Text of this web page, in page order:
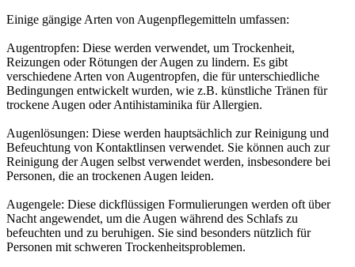
Einige gängige Arten von Augenpflegemitteln umfassen:
Augentropfen: Diese werden verwendet, um Trockenheit,
Reizungen oder Rötungen der Augen zu lindern. Es gibt
verschiedene Arten von Augentropfen, die für unterschiedliche
Bedingungen entwickelt wurden, wie z.B. künstliche Tränen für
trockene Augen oder Antihistaminika für Allergien.
Augenlösungen: Diese werden hauptsächlich zur Reinigung und
Befeuchtung von Kontaktlinsen verwendet. Sie können auch zur
Reinigung der Augen selbst verwendet werden, insbesondere bei
Personen, die an trockenen Augen leiden.
Augengele: Diese dickflüssigen Formulierungen werden oft über
Nacht angewendet, um die Augen während des Schlafs zu
befeuchten und zu beruhigen. Sie sind besonders nützlich für
Personen mit schweren Trockenheitsproblemen.